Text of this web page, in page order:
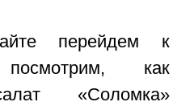
перейдем к
как
«Соломка»